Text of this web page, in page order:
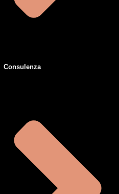
Consulenza